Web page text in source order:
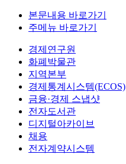
본문내용 바로가기
주메뉴 바로가기
경제연구원
화폐박물관
지역본부
경제통계시스템(ECOS)
금융·경제 스냅샷
전자도서관
디지털아카이브
채용
전자계약시스템